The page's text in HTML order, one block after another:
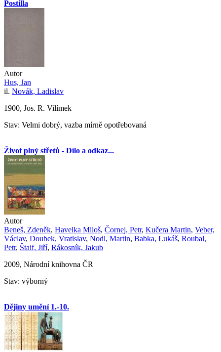
Postilla
Autor
Hus, Jan
il. Novák, Ladislav
1900, Jos. R. Vilímek
Stav: Velmi dobrý, vazba mírně opotřebovaná
Život plný střetů - Dílo a odkaz...
Autor
Beneš, Zdeněk, Havelka Miloš, Čornej, Petr, Kučera Martin, Veber,
Václav, Doubek, Vratislav, Nodl, Martin, Babka, Lukáš, Roubal,
Petr, Štaif, Jiří, Rákosník, Jakub
2009, Národní knihovna ČR
Stav: výborný
Dějiny umění 1.-10.